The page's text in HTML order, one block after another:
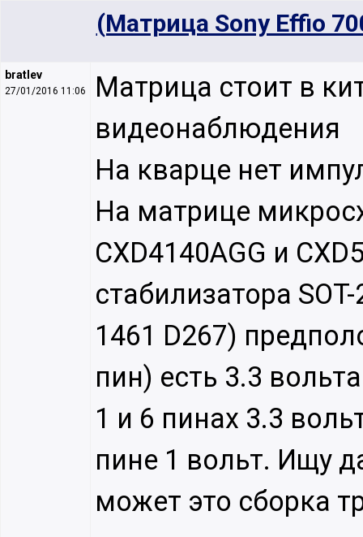
(Матрица Sony Effio
bratlev
27/01/2016 11:06
Матрица стоит в
видеонаблюдения
На кварце нет
На матрице
CXD4140AGG и
стабилизатора
1461 D267)
пин) есть 3.3
1 и 6 пинах 3.3
пине 1 вольт. Ищу
может это сборка